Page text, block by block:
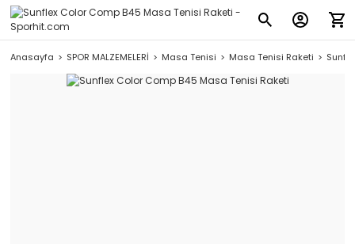
Anasayfa SPOR MALZEMELERİ Masa Tenisi Masa Tenisi Raketi